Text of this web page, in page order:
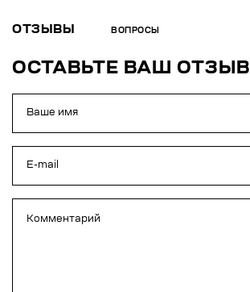
ОТЗЫВЫ ВОПРОСЫ
ОСТАВЬТЕ ВАШ ОТЗЫВ